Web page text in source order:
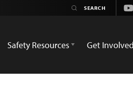
Safety Resources Get Involved